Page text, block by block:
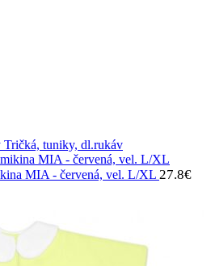
Tričká, tuniky, dl.rukáv
MIA - červená, vel. L/XL 27.8€